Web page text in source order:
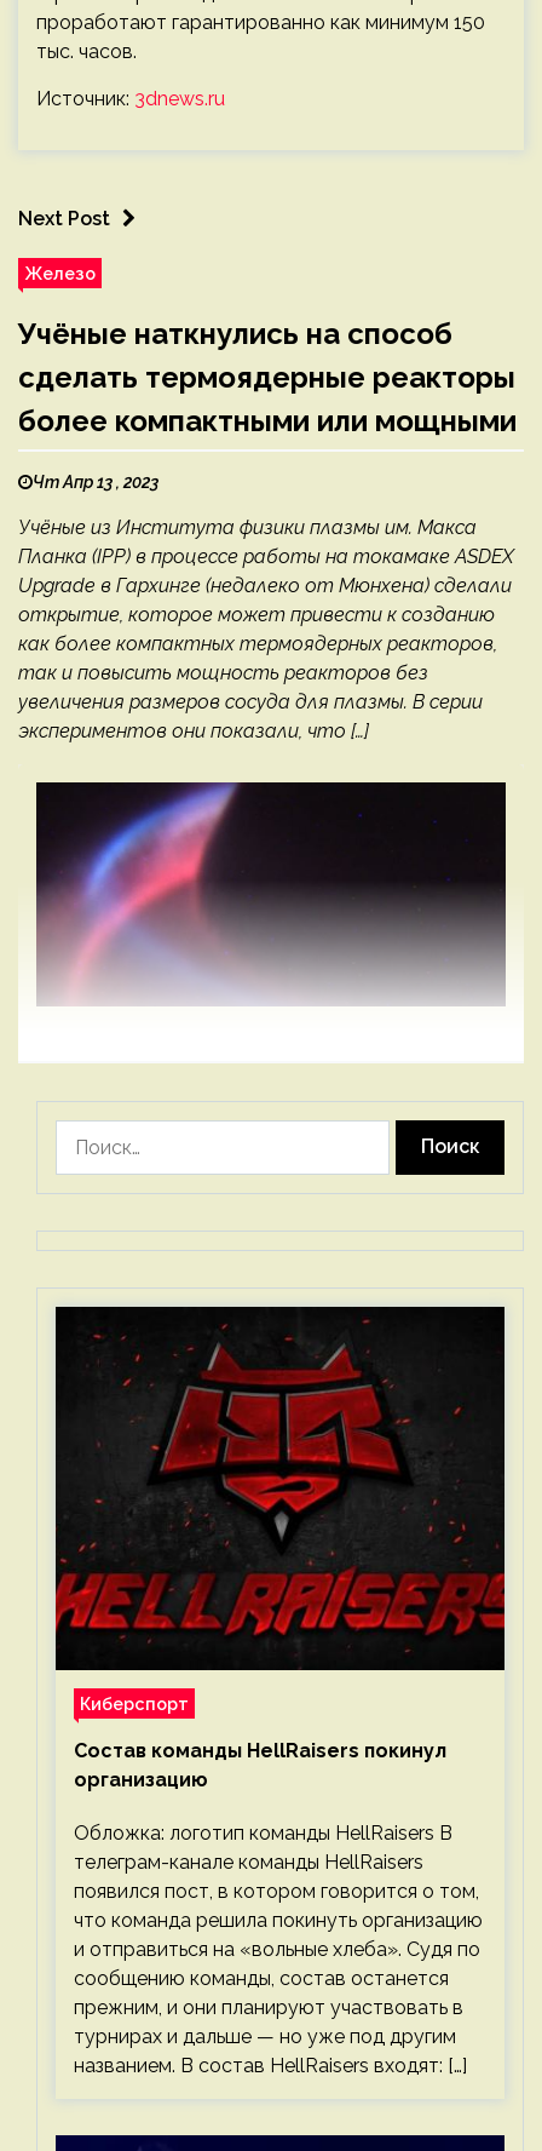
проработают гарантированно как минимум 150
тыс. часов.
Источник: 3dnews.ru
Next Post
Железо
Учёные наткнулись на способ
сделать термоядерные реакторы
более компактными или мощными
Чт Апр 13 , 2023
Учёные из Института физики плазмы им. Макса
Планка (IPP) в процессе работы на токамаке ASDEX
Upgrade в Гархинге (недалеко от Мюнхена) сделали
открытие, которое может привести к созданию
как более компактных термоядерных реакторов,
так и повысить мощность реакторов без
увеличения размеров сосуда для плазмы. В серии
экспериментов они показали, что […]
Киберспорт
Состав команды HellRaisers покинул
организацию
Обложка: логотип команды HellRaisers В
телеграм-канале команды HellRaisers
появился пост, в котором говорится о том,
что команда решила покинуть организацию
и отправиться на «вольные хлеба». Судя по
сообщению команды, состав останется
прежним, и они планируют участвовать в
турнирах и дальше — но уже под другим
названием. В состав HellRaisers входят: […]